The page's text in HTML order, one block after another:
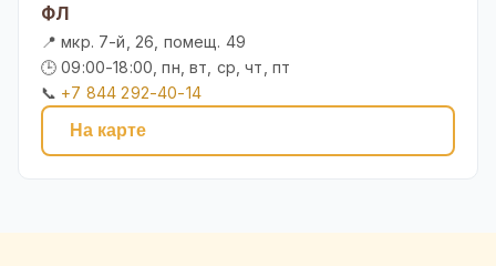
ФЛ
📍 мкр. 7-й, 26, помещ. 49
🕒 09:00-18:00, пн, вт, ср, чт, пт
📞 +7 844 292-40-14
На карте